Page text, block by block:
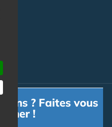
// Gestion des cookies
? Faites vous
!